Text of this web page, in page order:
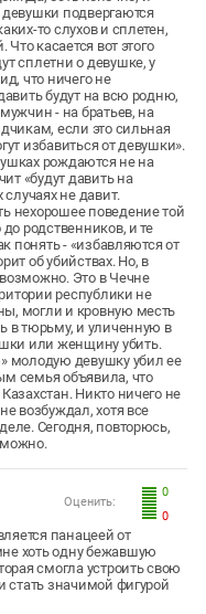
подвергаются
то слухов и сплетен,
касается вот этого
сплетни о девушке, у
что ничего не
будут на всю родню,
- на братьев, на
если это сильная
избавиться от девушки».
рождаются не на
«будут давить на
не давит.
нехорошее поведение той
родственников, и те
понять - «избавляются от
об убийствах. Но, в
Это в Чечне
республики не
могли и кровную месть
в тюрьму, и уличенную в
или женщину убить.
молодую девушку убил ее
семья объявила, что
Никто ничего не
возбуждал, хотя все
Сегодня, повторюсь,
0
0
Оценить:
панацеей от
хоть одну бежавшую
смогла устроить свою
стать значимой фигурой